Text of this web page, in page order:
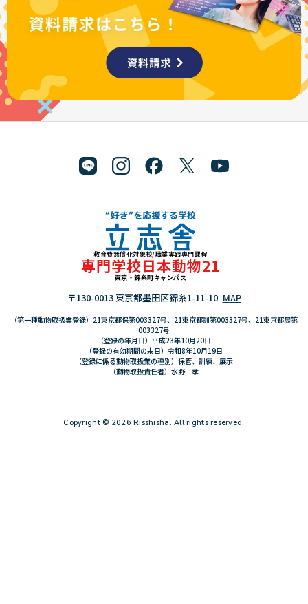
"好き"を応援する学校 立志舎
教育費無償化対象校/職業実践専門課程
専門学校日本動物21
東京・錦糸町キャンパス
〒130-0013 東京都墨田区錦糸1-11-10 MAP
（第一種動物取扱業登録）21東京都保第003327号、21東京都訓第003327号、21東京都展第
003327号
（登録の年月日）平成23年10月20日
（登録の有効期間の末日）令和8年10月19日
（登録に係る動物取扱業の種別）保管、訓練、展示
（動物取扱責任者）水野 孝
Copyright © 2026 Risshisha. All rights reserved.